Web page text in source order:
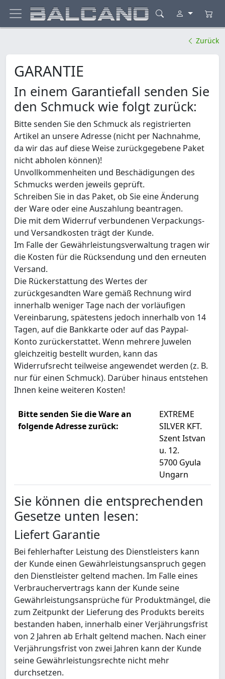
Zurück
GARANTIE
In einem Garantiefall senden Sie
den Schmuck wie folgt zurück:
Bitte senden Sie den Schmuck als registrierten
Artikel an unsere Adresse (nicht per Nachnahme,
da wir das auf diese Weise zurückgegebene Paket
nicht abholen können)!
Unvollkommenheiten und Beschädigungen des
Schmucks werden jeweils geprüft.
Schreiben Sie in das Paket, ob Sie eine Änderung
der Ware oder eine Auszahlung beantragen.
Die mit dem Widerruf verbundenen Verpackungs-
und Versandkosten trägt der Kunde.
Im Falle der Gewährleistungsverwaltung tragen wir
die Kosten für die Rücksendung und den erneuten
Versand.
Die Rückerstattung des Wertes der
zurückgesandten Ware gemäß Rechnung wird
innerhalb weniger Tage nach der vorläufigen
Vereinbarung, spätestens jedoch innerhalb von 14
Tagen, auf die Bankkarte oder auf das Paypal-
Konto zurückerstattet. Wenn mehrere Juwelen
gleichzeitig bestellt wurden, kann das
Widerrufsrecht teilweise angewendet werden (z. B.
nur für einen Schmuck). Darüber hinaus entstehen
Ihnen keine weiteren Kosten!
Bitte senden Sie die Ware an
folgende Adresse zurück:
EXTREME
SILVER KFT.
Szent Istvan
u. 12.
5700 Gyula
Ungarn
Sie können die entsprechenden
Gesetze unten lesen:
Liefert Garantie
Bei fehlerhafter Leistung des Dienstleisters kann
der Kunde einen Gewährleistungsanspruch gegen
den Dienstleister geltend machen. Im Falle eines
Verbrauchervertrags kann der Kunde seine
Gewährleistungsansprüche für Produktmängel, die
zum Zeitpunkt der Lieferung des Produkts bereits
bestanden haben, innerhalb einer Verjährungsfrist
von 2 Jahren ab Erhalt geltend machen. Nach einer
Verjährungsfrist von zwei Jahren kann der Kunde
seine Gewährleistungsrechte nicht mehr
durchsetzen.